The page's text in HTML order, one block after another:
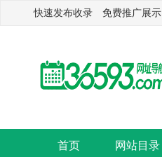
快速发布收录 免费推广展示
首页 网站目录